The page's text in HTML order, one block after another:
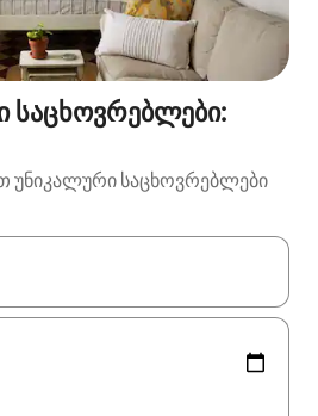
საცხოვრებლები:
უნიკალური საცხოვრებლები
გახდება, ნავიგაციისთვის